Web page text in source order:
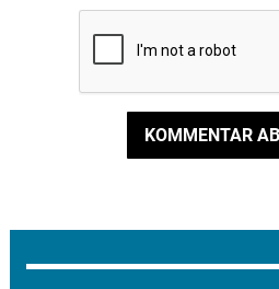
KOMMENTAR